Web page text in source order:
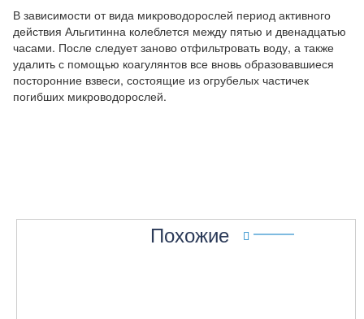
i
v
e
:
В зависимости от вида микроводорослей период активного
действия Альгитинна колеблется между пятью и двенадцатью
часами. После следует заново отфильтровать воду, а также
удалить с помощью коагулянтов все вновь образовавшиеся
посторонние взвеси, состоящие из огрубелых частичек
погибших микроводорослей.
Похожие